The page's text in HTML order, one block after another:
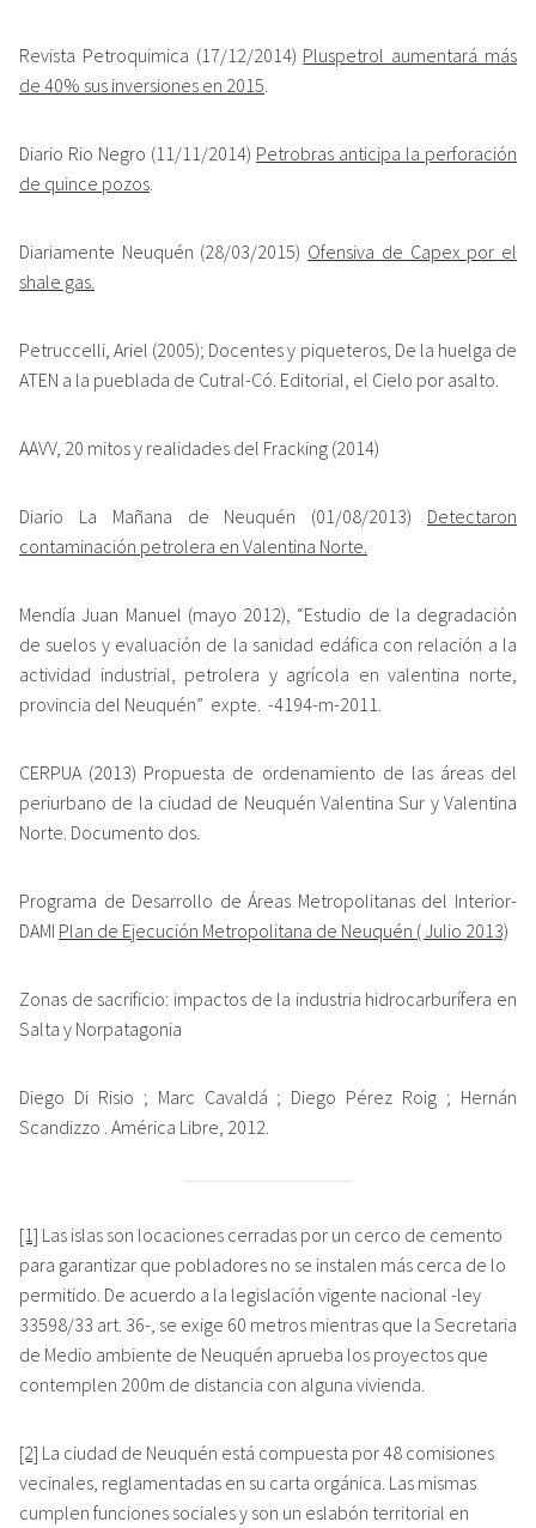
Revista Petroquimica (17/12/2014) Pluspetrol aumentará más
de 40% sus inversiones en 2015
Diario Rio Negro (11/11/2014) Petrobras anticipa la perforación
de quince pozos
Diariamente Neuquén (28/03/2015) Ofensiva de Capex por el
shale gas.
Petruccelli, Ariel (2005); Docentes y piqueteros, De la huelga de
ATEN a la pueblada de Cutral-Có. Editorial, el Cielo por asalto.
AAVV, 20 mitos y realidades del Fracking (2014)
Diario La Mañana de Neuquén (01/08/2013) Detectaron
contaminación petrolera en Valentina Norte.
Mendía Juan Manuel (mayo 2012), “Estudio de la degradación
de suelos y evaluación de la sanidad edáfica con relación a la
actividad industrial, petrolera y agrícola en valentina norte,
provincia del Neuquén” expte. -4194-m-2011.
CERPUA (2013) Propuesta de ordenamiento de las áreas del
periurbano de la ciudad de Neuquén Valentina Sur y Valentina
Norte. Documento dos.
Programa de Desarrollo de Áreas Metropolitanas del Interior-
DAMI Plan de Ejecución Metropolitana de Neuquén ( Julio 2013)
Zonas de sacrificio: impactos de la industria hidrocarburífera en
Salta y Norpatagonia
Diego Di Risio ; Marc Cavaldá ; Diego Pérez Roig ; Hernán
Scandizzo . América Libre, 2012.
[1] Las islas son locaciones cerradas por un cerco de cemento
para garantizar que pobladores no se instalen más cerca de lo
permitido. De acuerdo a la legislación vigente nacional -ley
33598/33 art. 36-, se exige 60 metros mientras que la Secretaria
de Medio ambiente de Neuquén aprueba los proyectos que
contemplen 200m de distancia con alguna vivienda.
[2] La ciudad de Neuquén está compuesta por 48 comisiones
vecinales, reglamentadas en su carta orgánica. Las mismas
cumplen funciones sociales y son un eslabón territorial en